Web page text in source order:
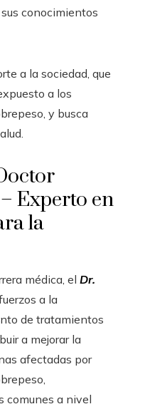
conocimientos
a la sociedad, que
a los
y busca
Experto en
la
médica, el Dr.
a la
de tratamientos
a mejorar la
afectadas por
comunes a nivel